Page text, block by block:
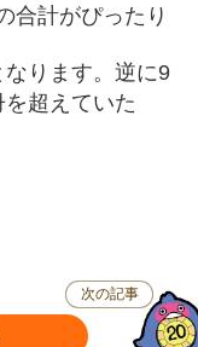
合計がぴったり
ります。逆に9
超えていた
次の記事